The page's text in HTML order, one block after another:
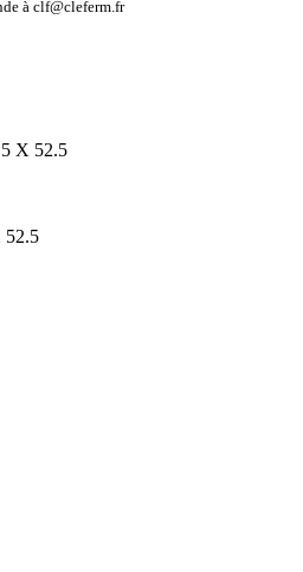
à clf@cleferm.fr
X 52.5